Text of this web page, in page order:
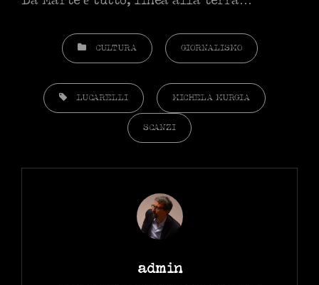
CATEGORIES
CULTURA GIORNALISMO
TAGS,
LUCARELLI MICHELA MURGIA
SCANZI
Author:
admin